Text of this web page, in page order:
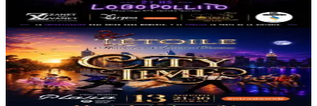
13/08/2026, 21:00 hsJue., 13 ago.,21:00 hs
0
Cine Teatro Plaza
L'Etoile: "City Time"
13/08/2026, 21:30 hsJue., 13 ago.,21:30 hs